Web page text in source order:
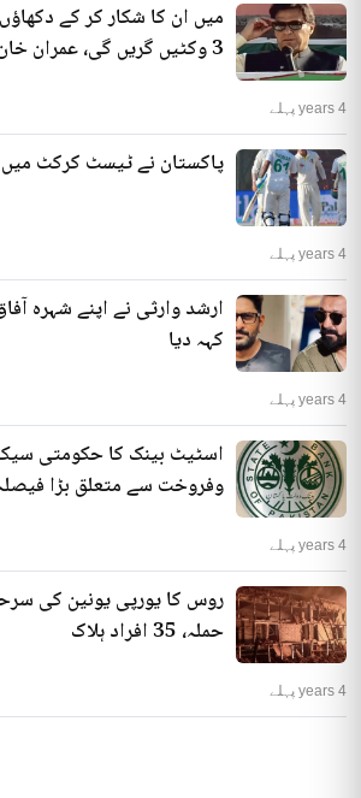
میں ان کا شکار کر کے
3 وکٹیں گریں گی، عمران خان
4 years پہلے
پاکستان نے ٹیسٹ کرکٹ میں
4 years پہلے
ارشد وارثی نے اپنے شہرہ
کہہ دیا
4 years پہلے
اسٹیٹ بینک کا حکومتی
وفروخت سے متعلق بڑا
4 years پہلے
روس کا یورپی یونین کی
حملہ، 35 افراد ہلاک
4 years پہلے